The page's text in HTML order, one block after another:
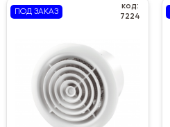
ПОД ЗАКАЗ
код:
7224